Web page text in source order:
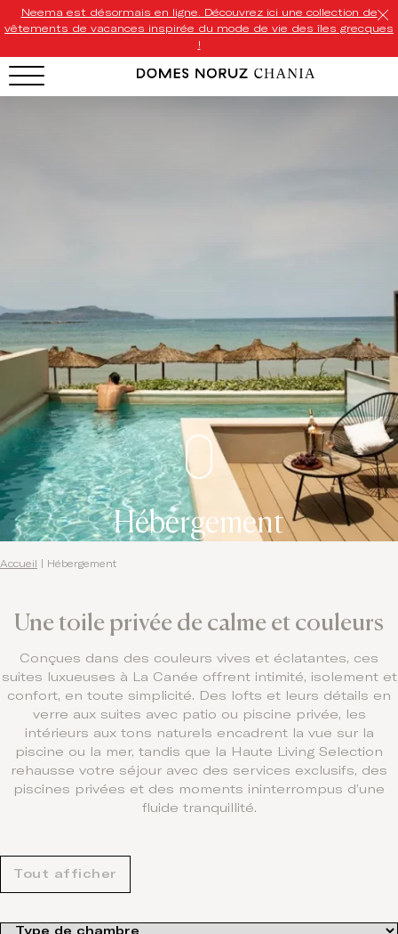
Neema est désormais en ligne. Découvrez ici une collection de
vêtements de vacances inspirée du mode de vie des îles grecques
!
Signature Concepts
Domes Stories
Contact
Hébergement
Accueil Hébergement
Une toile privée de calme et couleurs
Conçues dans des couleurs vives et éclatantes, ces
suites luxueuses à La Canée offrent intimité, isolement et
confort, en toute simplicité. Des lofts et leurs détails en
verre aux suites avec patio ou piscine privée, les
intérieurs aux tons naturels encadrent la vue sur la
piscine ou la mer, tandis que la Haute Living Selection
rehausse votre séjour avec des services exclusifs, des
piscines privées et des moments ininterrompus d’une
fluide tranquillité.
Tout afficher